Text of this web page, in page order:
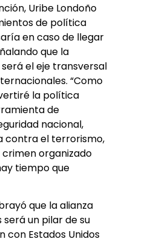
Uribe Londoño
de política
en caso de llegar
que la
el eje transversal
“Como
la política
de
nacional,
contra el terrorismo,
organizado
tiempo que
que la alianza
será un pilar de su
con Estados Unidos